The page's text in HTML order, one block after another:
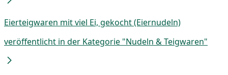
Eierteigwaren mit viel Ei, gekocht (Eiernudeln)
veröffentlicht in der Kategorie "Nudeln & Teigwaren"